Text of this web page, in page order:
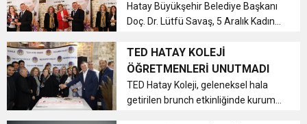
Hatay Büyükşehir Belediye Başkanı
Doç. Dr. Lütfü Savaş, 5 Aralık Kadın
akademi odaları ve siyasi partilerin
kadın temsilcileriyle bir araya geldi....
TED HATAY KOLEJİ
ÖĞRETMENLERİ UNUTMADI
TED Hatay Koleji, geleneksel hala
getirilen brunch etkinliğinde kurum